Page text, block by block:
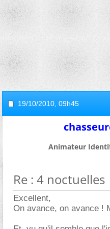
19/10/2010, 09h45
Animateur
Re : 4 noctuelles
Excellent,
On avance, on avance !